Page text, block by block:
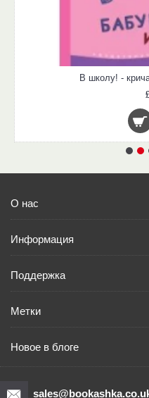
В школу! -
О нас
Информация
Поддержка
Метки
Новое в блоге